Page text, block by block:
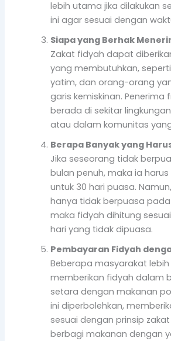
lebih utama jika dilakukan
ini agar sesuai dengan
Siapa yang Berhak
Zakat fidyah dapat
yang membutuhkan,
yatim, dan orang-orang
garis kemiskinan. Penerima
berada di sekitar
atau dalam komunitas
Berapa Banyak yang
Jika seseorang tidak
bulan penuh, maka ia
untuk 30 hari puasa.
hanya tidak berpuasa
maka fidyah dihitung
hari yang tidak dipuasa.
Pembayaran Fidyah
Beberapa masyarakat
memberikan fidyah dalam
setara dengan makanan
ini diperbolehkan,
sesuai dengan prinsip
berbagi makanan dengan